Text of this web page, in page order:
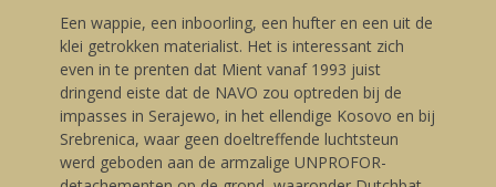
Een wappie, een inboorling, een hufter en een uit de
klei getrokken materialist. Het is interessant zich
even in te prenten dat Mient vanaf 1993 juist
dringend eiste dat de NAVO zou optreden bij de
impasses in Serajewo, in het ellendige Kosovo en bij
Srebrenica, waar geen doeltreffende luchtsteun
werd geboden aan de armzalige UNPROFOR-